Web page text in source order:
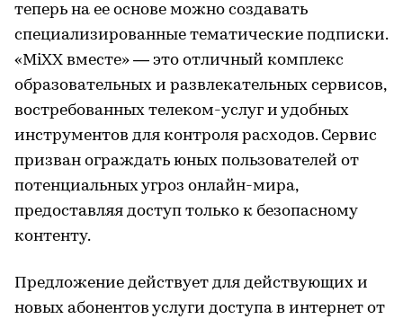
теперь на ее основе можно создавать
специализированные тематические подписки.
«MiXX вместе» — это отличный комплекс
образовательных и развлекательных сервисов,
востребованных телеком-услуг и удобных
инструментов для контроля расходов. Сервис
призван ограждать юных пользователей от
потенциальных угроз онлайн-мира,
предоставляя доступ только к безопасному
контенту.
Предложение действует для действующих и
новых абонентов услуги доступа в интернет от